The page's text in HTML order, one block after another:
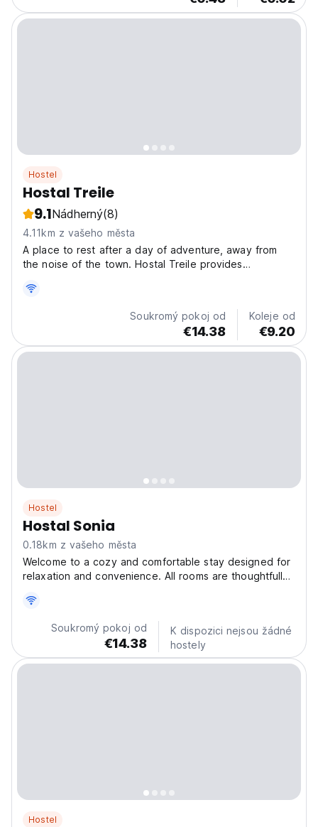
Hostel
Hostal Treile
9.1Nádherný(8)
4.11km z vašeho města
A place to rest after a day of adventure, away from
the noise of the town. Hostal Treile provides
terrace, as well as a shared kitchen. The hostel
features rooms with air conditioning, free private
Soukromý pokoj od
€14.38
Koleje od
€9.20
Hostel
Hostal Sonia
0.18km z vašeho města
Welcome to a cozy and comfortable stay designed for
relaxation and convenience. All rooms are thoughtfully
warm and inviting atmosphere for every guest. We also
feature double rooms with private bathrooms,...
Soukromý pokoj od
€14.38
K dispozici nejsou žádné
hostely
Hostel